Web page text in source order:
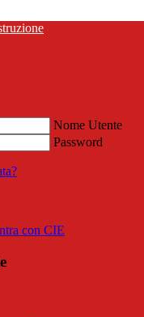
Nome Utente
Password
con CIE